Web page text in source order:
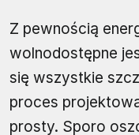
Z pewnością
wolnodostępne
się wszystkie
proces
prosty. Sporo